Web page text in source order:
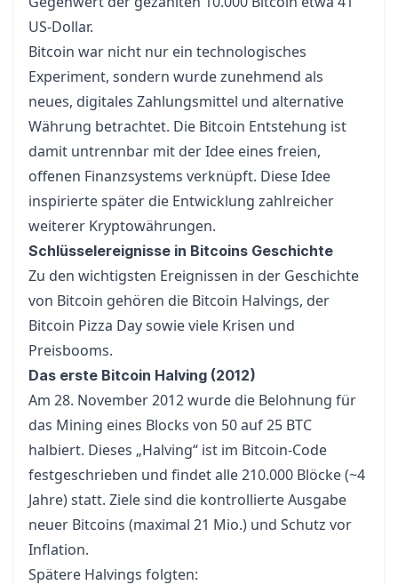
US-Dollar.
Bitcoin war nicht nur ein technologisches
Experiment, sondern wurde zunehmend als
neues, digitales Zahlungsmittel und alternative
Währung betrachtet. Die Bitcoin Entstehung ist
damit untrennbar mit der Idee eines freien,
offenen Finanzsystems verknüpft. Diese Idee
inspirierte später die Entwicklung zahlreicher
weiterer Kryptowährungen.
Schlüsselereignisse in Bitcoins Geschichte
Zu den wichtigsten Ereignissen in der Geschichte
von Bitcoin gehören die Bitcoin Halvings, der
Bitcoin Pizza Day sowie viele Krisen und
Preisbooms.
Das erste Bitcoin Halving (2012)
Am 28. November 2012 wurde die Belohnung für
das Mining eines Blocks von 50 auf 25 BTC
halbiert. Dieses „Halving“ ist im Bitcoin-Code
festgeschrieben und findet alle 210.000 Blöcke (~4
Jahre) statt. Ziele sind die kontrollierte Ausgabe
neuer Bitcoins (maximal 21 Mio.) und Schutz vor
Inflation.
Spätere Halvings folgten: